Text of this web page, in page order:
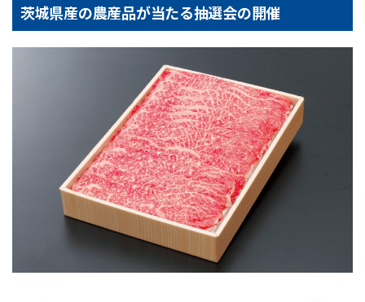
茨城県産の農産品が当たる抽選会の開催